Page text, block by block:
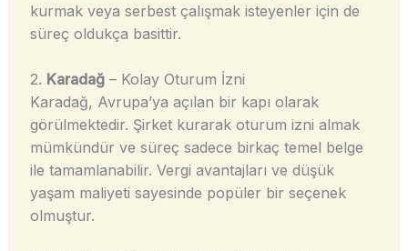
kurmak veya serbest çalışmak isteyenler için de
süreç oldukça basittir.
2. Karadağ– Kolay Oturum İzni
Karadağ, Avrupa’ya açılan bir kapı olarak
görülmektedir. Şirket kurarak oturum izni almak
mümkündür ve süreç sadece birkaç temel belge
ile tamamlanabilir. Vergi avantajları ve düşük
yaşam maliyeti sayesinde popüler bir seçenek
olmuştur.